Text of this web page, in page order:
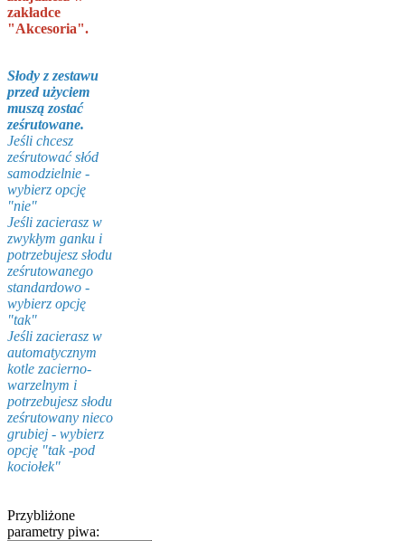
zakładce
"Akcesoria".
Słody z zestawu
przed użyciem
muszą zostać
ześrutowane.
Jeśli chcesz
ześrutować słód
samodzielnie -
wybierz opcję
"nie"
Jeśli zacierasz w
zwykłym ganku i
potrzebujesz słodu
ześrutowanego
standardowo -
wybierz opcję
"tak"
Jeśli zacierasz w
automatycznym
kotle zacierno-
warzelnym i
potrzebujesz słodu
ześrutowany nieco
grubiej - wybierz
opcję "tak -pod
kociołek"
Przybliżone
parametry piwa: